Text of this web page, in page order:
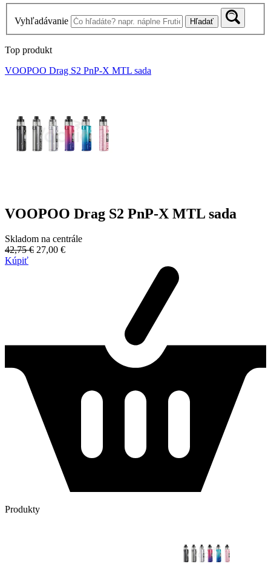
Vyhľadávanie Hľadať
Top produkt
VOOPOO Drag S2 PnP-X MTL sada
VOOPOO Drag S2 PnP-X MTL sada
Skladom na centrále
42,75 € 27,00 €
Kúpiť
Produkty